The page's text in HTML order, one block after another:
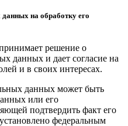
на обработку его
решение о
данных и дает согласие на
и в своих интересах.
данных может быть
или его
подтвердить факт его
федеральным